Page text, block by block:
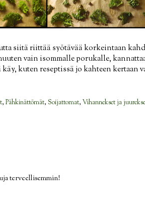
siitä riittää syötävää korkeintaan
vain isommalle porukalle,
kuten reseptissä jo kahteen kertaan
, Pähkinättömät, Soijattomat, Vihannekset ja
terveellisemmin!